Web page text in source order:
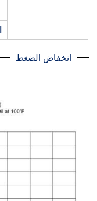
انخفاض الضغط